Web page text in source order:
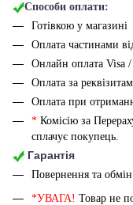
Способи оплати:
Готівкою у магазині
Оплата частинами
Онлайн оплата Visa
Оплата за
Оплата при
* Комісію за
сплачує покупець.
Гарантія
Повернення та
*УВАГА! Товар не